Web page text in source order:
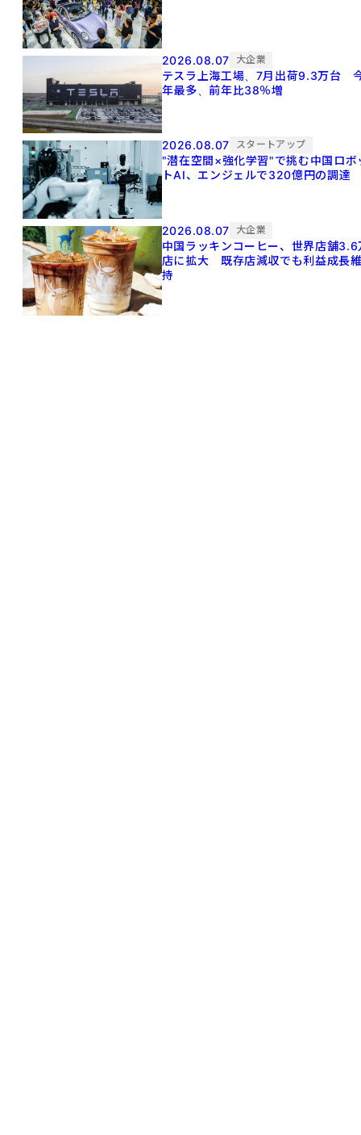
2026.08.07 大企業
テスラ上海工場、7月出荷9.3万台
年最多、前年比38％増
2026.08.07 スタートアップ
"潜在空間×強化学習"で挑む中国ロボ
トAI、エンジェルで320億円の調達
2026.08.07 大企業
中国ラッキンコーヒー、世界店舗3.6
店に拡大 既存店減収でも利益成長
持